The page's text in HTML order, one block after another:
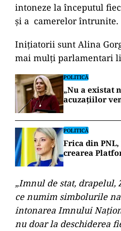
intoneze la începutul
şi a camerelor întrunite.
Inițiatorii sunt Alina
mai mulţi parlamentari
POLITICĂ
„Nu a existat
acuzațiilor
POLITICĂ
Frica din
crearea
„Imnul de stat, drapelul,
ce numim simbolurile
intonarea Imnului
nu doar la deschiderea